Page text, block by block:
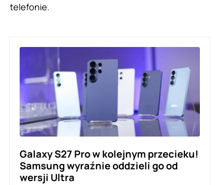
telefonie.
Galaxy S27 Pro w kolejnym przecieku!
Samsung wyraźnie oddzieli go od
wersji Ultra